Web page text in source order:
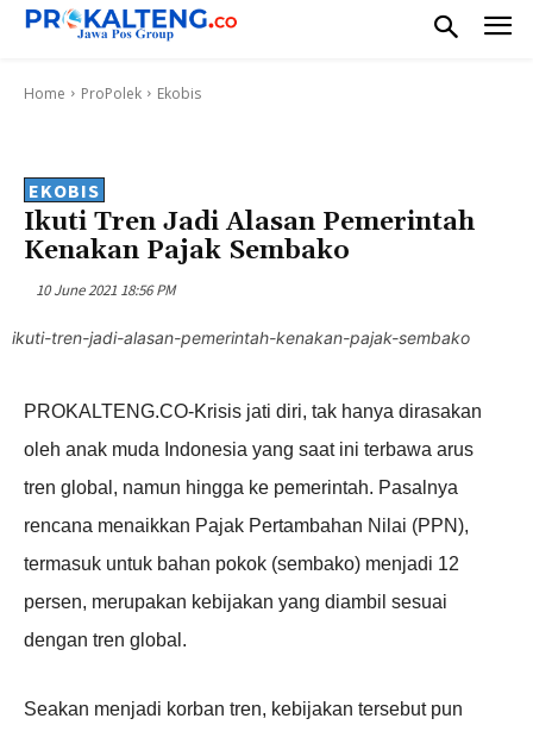
Home ProPolek Ekobis
EKOBIS
Ikuti Tren Jadi Alasan Pemerintah
Kenakan Pajak Sembako
10 June 2021 18:56 PM
ikuti-tren-jadi-alasan-pemerintah-kenakan-pajak-sembako
PROKALTENG.CO-Krisis jati diri, tak hanya dirasakan
oleh anak muda Indonesia yang saat ini terbawa arus
tren global, namun hingga ke pemerintah. Pasalnya
rencana menaikkan Pajak Pertambahan Nilai (PPN),
termasuk untuk bahan pokok (sembako) menjadi 12
persen, merupakan kebijakan yang diambil sesuai
dengan tren global.
Seakan menjadi korban tren, kebijakan tersebut pun